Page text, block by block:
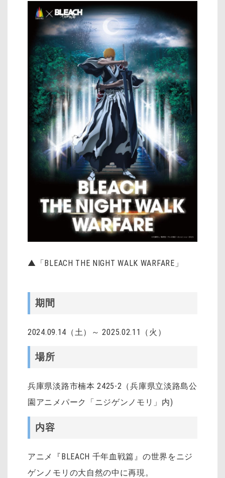
▲「BLEACH THE NIGHT WALK WARFARE」
期間
2024.09.14（土）～ 2025.02.11（火）
場所
兵庫県淡路市楠本 2425-2（兵庫県立淡路島公
園アニメパーク「ニジゲンノモリ」内)
内容
アニメ『BLEACH 千年血戦篇』の世界をニジ
ゲンノモリの大自然の中に再現。